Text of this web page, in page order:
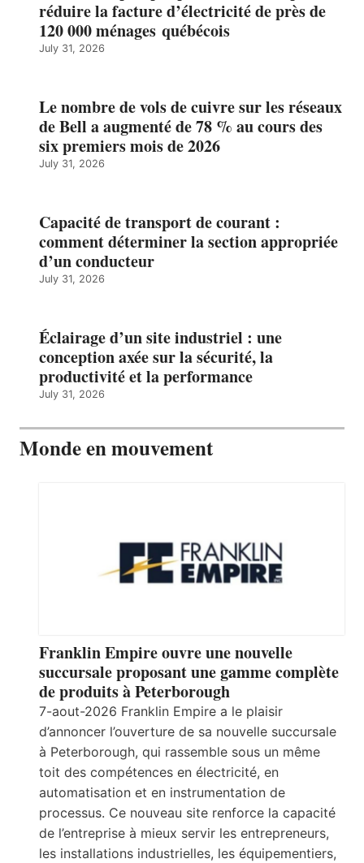
réduire la facture d’électricité de près de
120 000 ménages québécois
July 31, 2026
Le nombre de vols de cuivre sur les réseaux
de Bell a augmenté de 78 % au cours des
six premiers mois de 2026
July 31, 2026
Capacité de transport de courant :
comment déterminer la section appropriée
d’un conducteur
July 31, 2026
Éclairage d’un site industriel : une
conception axée sur la sécurité, la
productivité et la performance
July 31, 2026
Monde en mouvement
Franklin Empire ouvre une nouvelle
succursale proposant une gamme complète
de produits à Peterborough
7-aout-2026 Franklin Empire a le plaisir
d’annoncer l’ouverture de sa nouvelle succursale
à Peterborough, qui rassemble sous un même
toit des compétences en électricité, en
automatisation et en instrumentation de
processus. Ce nouveau site renforce la capacité
de l’entreprise à mieux servir les entrepreneurs,
les installations industrielles, les équipementiers,